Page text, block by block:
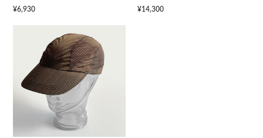
¥6,930 ¥14,300